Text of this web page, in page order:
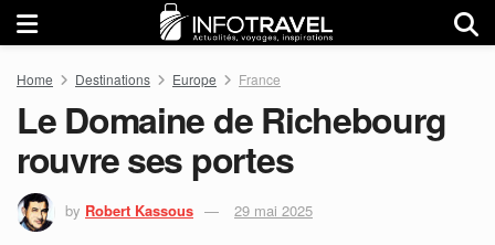
Home Destinations Europe France
Le Domaine de Richebourg
rouvre ses portes
by Robert Kassous 29 mai 2025